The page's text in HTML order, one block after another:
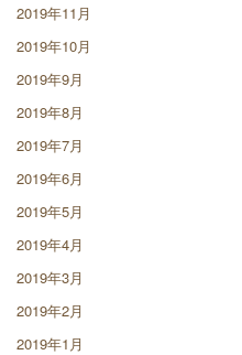
2019年11月
2019年10月
2019年9月
2019年8月
2019年7月
2019年6月
2019年5月
2019年4月
2019年3月
2019年2月
2019年1月